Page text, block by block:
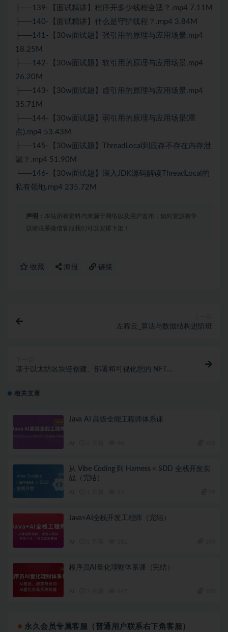
├──139-【面试精讲】程序开多少线程合适？.mp4 7.11M
├──140-【面试精讲】什么是守护线程？.mp4 3.84M
├──141-【30w面试题】强引用的原理与应用场景.mp4
18.25M
├──142-【30w面试题】软引用的原理与应用场景.mp4
26.20M
├──143-【30w面试题】虚引用的原理与应用场景.mp4
35.71M
├──144-【30w面试题】弱引用的原理与应用场景(重
点).mp4 53.43M
├──145-【30w面试题】ThreadLocal到底存不存在内存泄
漏？.mp4 51.90M
└──146-【30w面试题】深入JDK源码解读ThreadLocal的
私有领地.mp4 235.72M
声明： 本站所有资料均来源于网络以及用户发布，如对资源有争
议请联系微信客服我们可以安排下架！
收藏 海报 链接
左程云_算法与数据结构进阶班
基于以太坊区块链创建、部署和可视化您的 NFT
相关文章
Java AI 高级全能工程师体系课
从 Vibe Coding 到 Harness × SDD 全栈开发实
战（完结）
Java+AI全栈开发工程师（完结）
程序员AI量化理财体系课（完结）
永久会员专属客服（普通用户联系右下角客服）